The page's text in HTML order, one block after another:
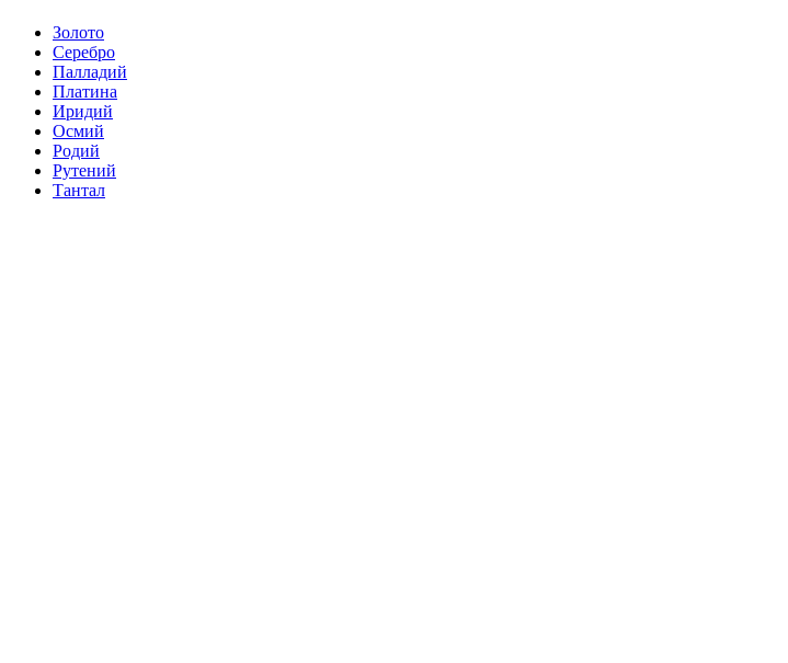
Золото
Серебро
Палладий
Платина
Иридий
Осмий
Родий
Рутений
Тантал